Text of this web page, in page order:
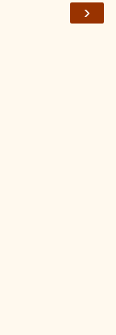
›